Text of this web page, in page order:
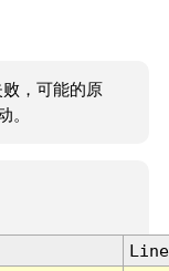
，可能的原
。
Line